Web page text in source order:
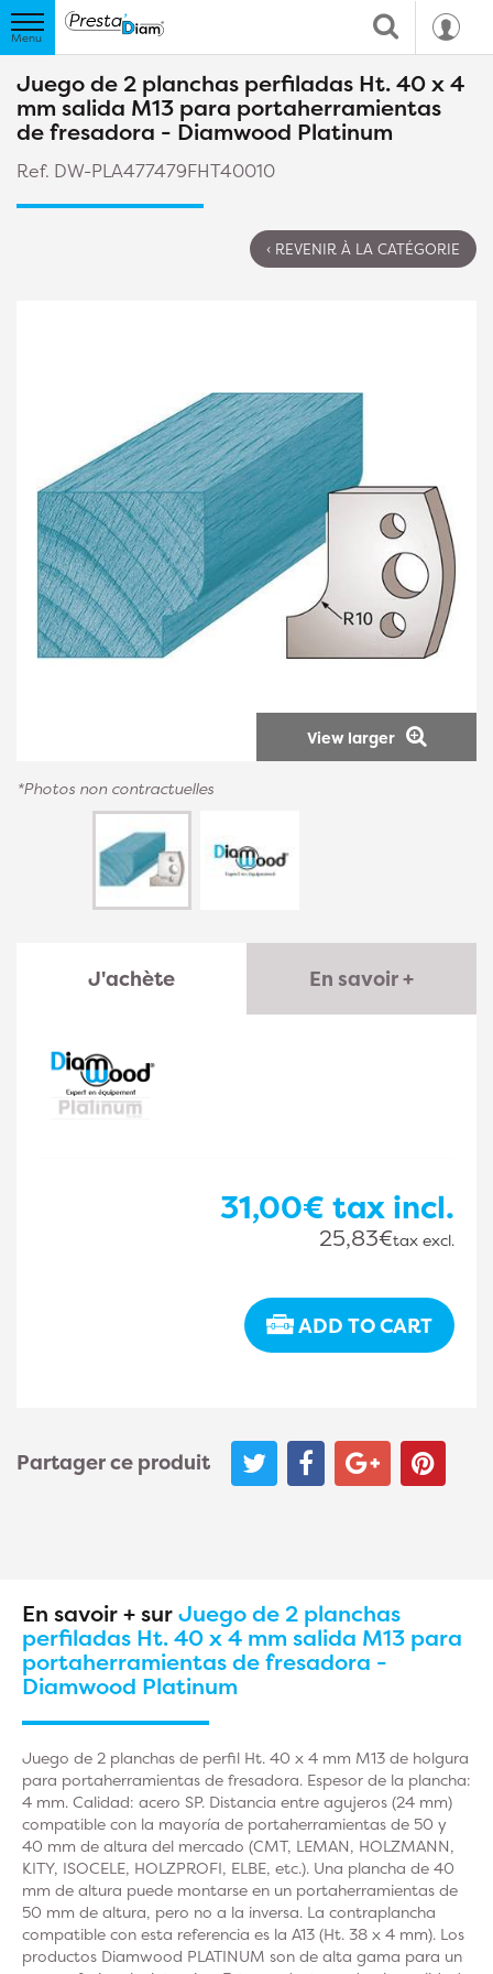
Juego de 2 planchas perfiladas Ht. 40 x 4
mm salida M13 para portaherramientas
de fresadora - Diamwood Platinum
Ref. DW-PLA477479FHT40010
‹ REVENIR À LA CATÉGORIE
View larger
*Photos non contractuelles
J'achète En savoir +
31,00€ tax incl.
25,83€tax excl.
ADD TO CART
Partager ce produit
En savoir + surJuego de 2 planchas
perfiladas Ht. 40 x 4 mm salida M13 para
portaherramientas de fresadora -
Diamwood Platinum
Juego de 2 planchas de perfil Ht. 40 x 4 mm M13 de holgura
para portaherramientas de fresadora. Espesor de la plancha:
4 mm. Calidad: acero SP. Distancia entre agujeros (24 mm)
compatible con la mayoría de portaherramientas de 50 y
40 mm de altura del mercado (CMT, LEMAN, HOLZMANN,
KITY, ISOCELE, HOLZPROFI, ELBE, etc.). Una plancha de 40
mm de altura puede montarse en un portaherramientas de
50 mm de altura, pero no a la inversa. La contraplancha
compatible con esta referencia es la A13 (Ht. 38 x 4 mm). Los
productos Diamwood PLATINUM son de alta gama para un